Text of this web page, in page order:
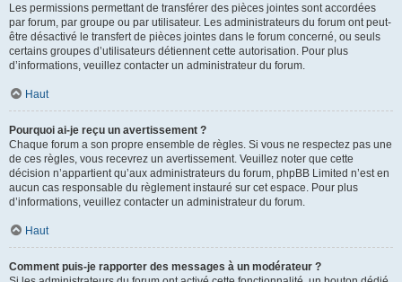
Les permissions permettant de transférer des pièces jointes sont accordées
par forum, par groupe ou par utilisateur. Les administrateurs du forum ont peut-
être désactivé le transfert de pièces jointes dans le forum concerné, ou seuls
certains groupes d’utilisateurs détiennent cette autorisation. Pour plus
d’informations, veuillez contacter un administrateur du forum.
Haut
Pourquoi ai-je reçu un avertissement ?
Chaque forum a son propre ensemble de règles. Si vous ne respectez pas une
de ces règles, vous recevrez un avertissement. Veuillez noter que cette
décision n’appartient qu’aux administrateurs du forum, phpBB Limited n’est en
aucun cas responsable du règlement instauré sur cet espace. Pour plus
d’informations, veuillez contacter un administrateur du forum.
Haut
Comment puis-je rapporter des messages à un modérateur ?